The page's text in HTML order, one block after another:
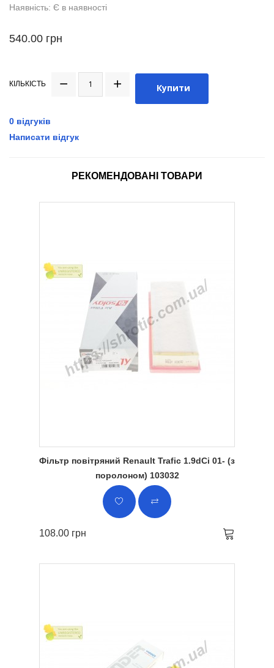
Наявність: Є в наявності
540.00 грн
КІЛЬКІСТЬ Купити
0 відгуків
Написати відгук
РЕКОМЕНДОВАНІ ТОВАРИ
Фільтр повітряний Renault Trafic 1.9dCi 01- (з
поролоном) 103032
108.00 грн